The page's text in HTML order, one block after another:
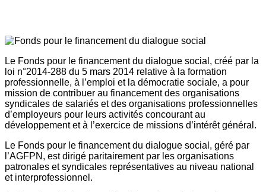
Le Fonds pour le financement du dialogue social, créé par la
loi n°2014-288 du 5 mars 2014 relative à la formation
professionnelle, à l’emploi et la démocratie sociale, a pour
mission de contribuer au financement des organisations
syndicales de salariés et des organisations professionnelles
d’employeurs pour leurs activités concourant au
développement et à l’exercice de missions d’intérêt général.
Le Fonds pour le financement du dialogue social, géré par
l’AGFPN, est dirigé paritairement par les organisations
patronales et syndicales représentatives au niveau national
et interprofessionnel.